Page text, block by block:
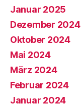
Januar 2025
Dezember 2024
Oktober 2024
Mai 2024
März 2024
Februar 2024
Januar 2024